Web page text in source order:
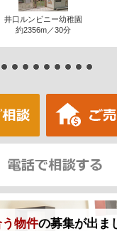
井口ルンビニー幼稚園
約2356m／30分
物件の募集が出ま